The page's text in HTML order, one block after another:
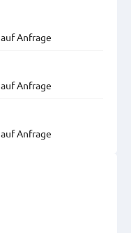
auf Anfrage
auf Anfrage
auf Anfrage